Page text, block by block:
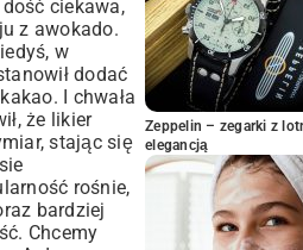
wzbogacą Twój
praktyczne
z ajerkoniakiem
przechowywania
i najczęściej
ciekawa,
z awokado.
w
dodać
I chwała
że likier
stając się
rośnie,
bardziej
Chcemy
Zeppelin – zegarki z
elegancją